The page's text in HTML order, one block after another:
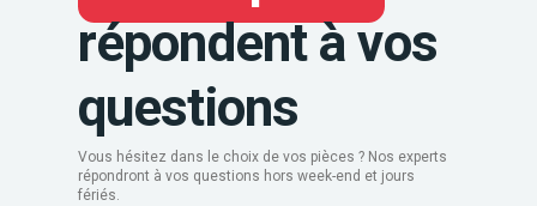
répondent à vos
questions
Vous hésitez dans le choix de vos pièces ? Nos experts
répondront à vos questions hors week-end et jours
fériés.